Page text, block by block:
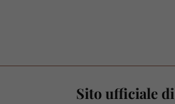
Sito ufficiale